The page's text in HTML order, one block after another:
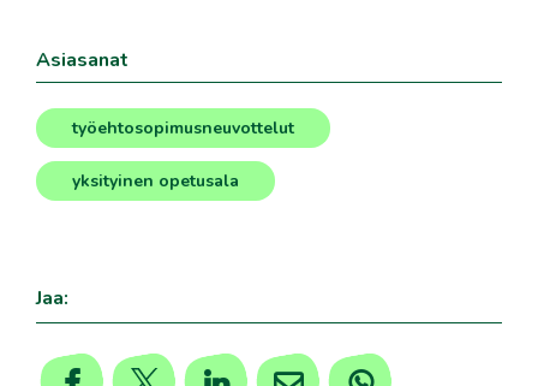
Asiasanat
työehtosopimusneuvottelut
, yksityinen opetusala
Jaa: